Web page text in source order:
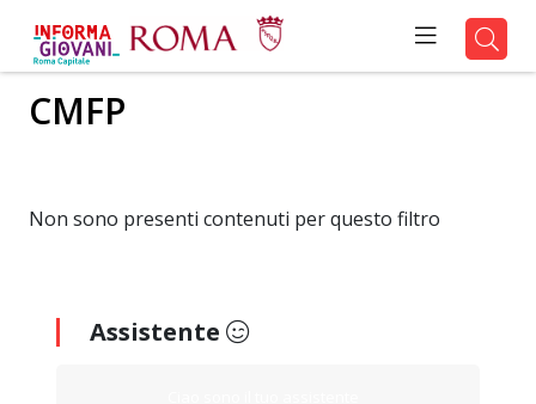
CMFP
Non sono presenti contenuti per questo filtro
Assistente